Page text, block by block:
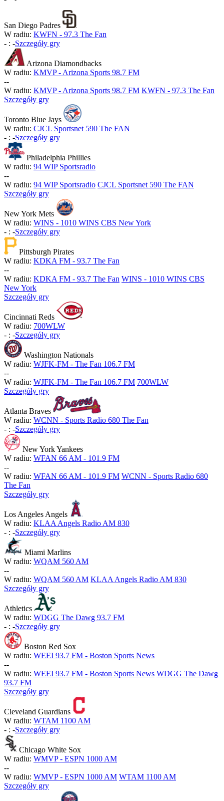
San Diego Padres
W radiu: KWFN - 97.3 The Fan
- : -Szczegóły gry
Arizona Diamondbacks
W radiu: KMVP - Arizona Sports 98.7 FM
--
W radiu: KMVP - Arizona Sports 98.7 FM KWFN - 97.3 The Fan
Szczegóły gry
Toronto Blue Jays
W radiu: CJCL Sportsnet 590 The FAN
- : -Szczegóły gry
Philadelphia Phillies
W radiu: 94 WIP Sportsradio
--
W radiu: 94 WIP Sportsradio CJCL Sportsnet 590 The FAN
Szczegóły gry
New York Mets
W radiu: WINS - 1010 WINS CBS New York
- : -Szczegóły gry
Pittsburgh Pirates
W radiu: KDKA FM - 93.7 The Fan
--
W radiu: KDKA FM - 93.7 The Fan WINS - 1010 WINS CBS
New York
Szczegóły gry
Cincinnati Reds
W radiu: 700WLW
- : -Szczegóły gry
Washington Nationals
W radiu: WJFK-FM - The Fan 106.7 FM
--
W radiu: WJFK-FM - The Fan 106.7 FM 700WLW
Szczegóły gry
Atlanta Braves
W radiu: WCNN - Sports Radio 680 The Fan
- : -Szczegóły gry
New York Yankees
W radiu: WFAN 66 AM - 101.9 FM
--
W radiu: WFAN 66 AM - 101.9 FM WCNN - Sports Radio 680
The Fan
Szczegóły gry
Los Angeles Angels
W radiu: KLAA Angels Radio AM 830
- : -Szczegóły gry
Miami Marlins
W radiu: WQAM 560 AM
--
W radiu: WQAM 560 AM KLAA Angels Radio AM 830
Szczegóły gry
Athletics
W radiu: WDGG The Dawg 93.7 FM
- : -Szczegóły gry
Boston Red Sox
W radiu: WEEI 93.7 FM - Boston Sports News
--
W radiu: WEEI 93.7 FM - Boston Sports News WDGG The Dawg
93.7 FM
Szczegóły gry
Cleveland Guardians
W radiu: WTAM 1100 AM
- : -Szczegóły gry
Chicago White Sox
W radiu: WMVP - ESPN 1000 AM
--
W radiu: WMVP - ESPN 1000 AM WTAM 1100 AM
Szczegóły gry